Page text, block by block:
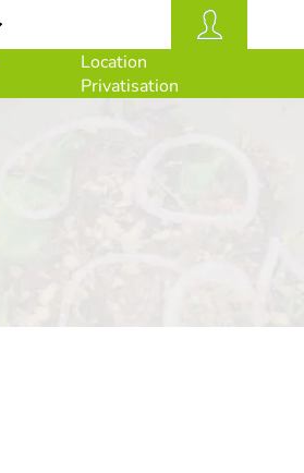
Location
Privatisation